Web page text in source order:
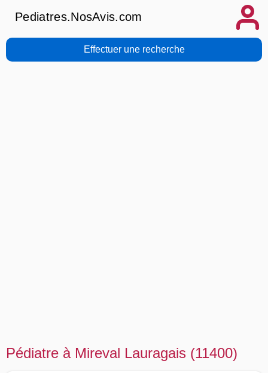
Pediatres.NosAvis.com
Effectuer une recherche
Pédiatre à Mireval Lauragais (11400)